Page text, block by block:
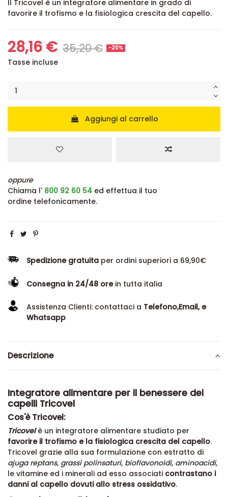
Il Tricovel è un integratore alimentare in grado di
favorire il trofismo e la fisiologica crescita del capello.
28,16 € 35,20 € -20%
Tasse incluse
Aggiungi al carrello
oppure
Chiama l' 800 92 60 54 ed effettua il tuo
ordine telefonicamente.
Spedizione gratuita per ordini superiori a 69,90€
Consegna in 24/48 orein tutta italia
Assistenza Clienti: contattaci a Telefono,Email, e
Whatsapp
Descrizione
Integratore alimentare per il benessere dei
capelli Tricovel
Cos'è Tricovel:
Tricovelè un integratore alimentare studiato per
favorire il trofismo e la fisiologica crescita del capello.
Tricovel grazie alla sua formulazione con estratto di
ajuga reptans, grassi polinsaturi, bioflavonoidi, aminoacidi,
le vitamine ed i minerali ad esso associati contrastano i
danni al capello dovuti allo stress ossidativo.